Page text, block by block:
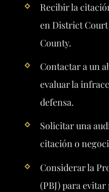
Recibir la
en District
County.
Contactar a un
evaluar la
defensa.
Solicitar una
citación o
Considerar la
(PBJ) para